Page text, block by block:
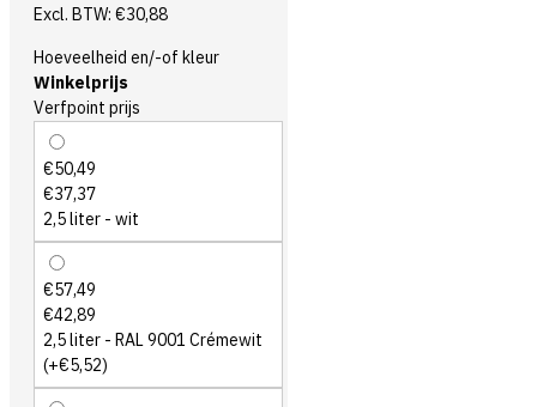
Excl. BTW: €30,88
Hoeveelheid en/-of kleur
Winkelprijs
Verfpoint prijs
€50,49
€37,37
2,5 liter - wit
€57,49
€42,89
2,5 liter - RAL 9001 Crémewit
(+€5,52)